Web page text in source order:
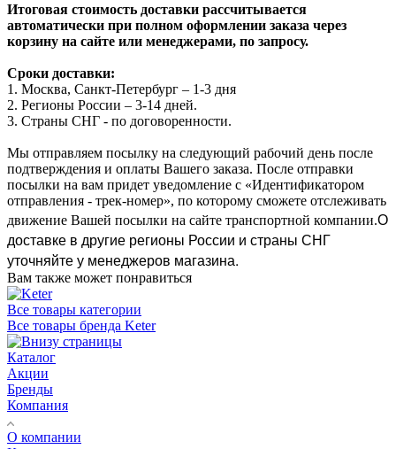
Итоговая стоимость доставки рассчитывается
автоматически при полном оформлении заказа через
корзину на сайте или менеджерами, по запросу.
Сроки доставки:
1. Москва, Санкт-Петербург – 1-3 дня
2. Регионы России – 3-14 дней.​
3. Страны СНГ - по договоренности.
Мы отправляем посылку на следующий рабочий день после
подтверждения и оплаты Вашего заказа. После отправки
посылки на вам придет уведомление с «Идентификатором
отправления - трек-номер», по которому сможете отслеживать
движение Вашей посылки на сайте транспортной компании.О
доставке в другие регионы России и страны СНГ
уточняйте у менеджеров магазина.
Вам также может понравиться
Все товары категории
Все товары бренда Keter
Каталог
Акции
Бренды
Компания
О компании